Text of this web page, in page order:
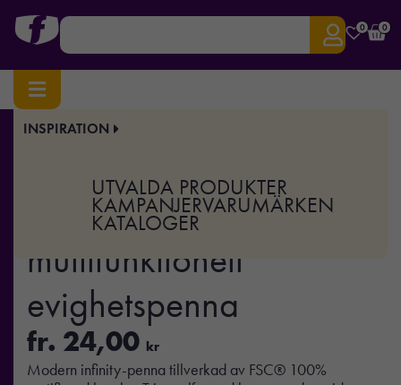
0 0
INSPIRATION
UTVALDA PRODUKTER
KAMPANJERVARUMÄRKEN
KATALOGER
Hem/Pennor/ Stift & Blyertspennor
Eon bambu
multifunktionell
evighetspenna
fr. 24,00 kr
Modern infinity-penna tillverkad av FSC® 100%